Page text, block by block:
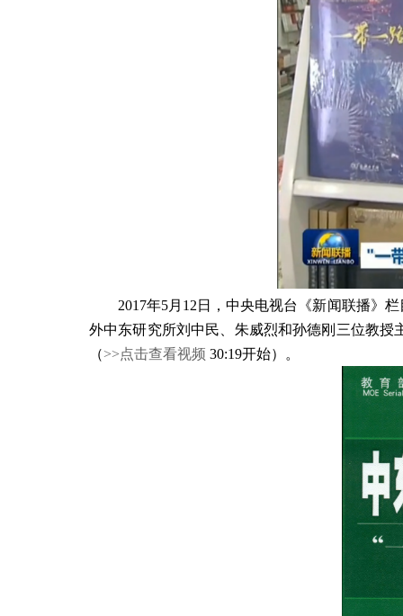
2017年5月 12 日，中央电视台《新闻联播》
外中东研究所刘中民、朱威烈和孙德刚三位教授
（>>点击查看视频 30:19开始）。